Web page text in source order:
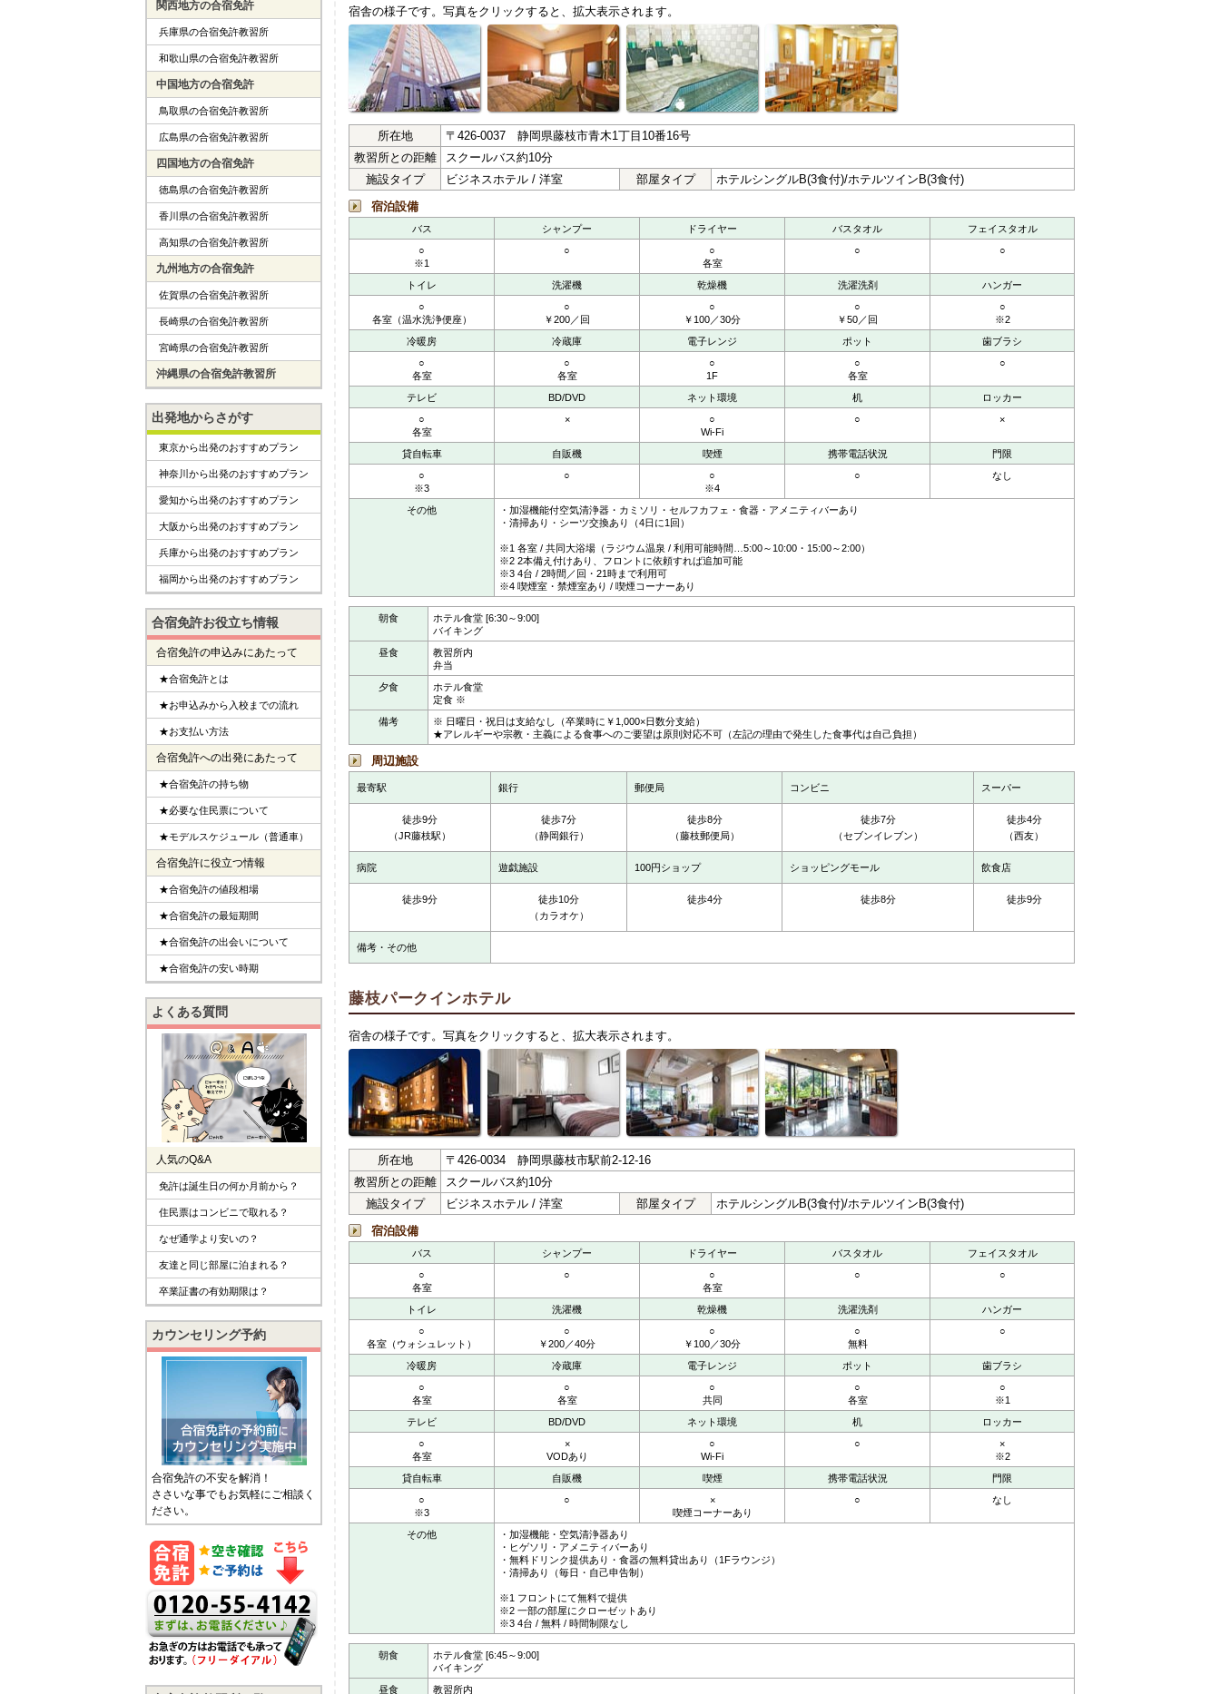
宿舎の様子です。写真をクリックすると、拡大表示されます。
所在地
〒426-0037 静岡県藤枝市青木1丁目10番16号
教習所との距離
スクールバス約10分
施設タイプ
ビジネスホテル / 洋室 部屋タイプ
ホテルシングルB(3食付)/ホテルツインB(3食付)
宿泊設備
バス シャンプー ドライヤー バスタオル
フェイスタオル
○
※1
○
○
各室
○ ○
トイレ 洗濯機 乾燥機 洗濯洗剤
ハンガー
○
各室（温水洗浄便座）
○
￥200／回
○
￥100／30分
○
￥50／回
○
※2
冷暖房
冷蔵庫 電子レンジ ポット
歯ブラシ
○
各室
○
各室
○
1F
○
各室
○
テレビ BD/DVD ネット環境 机
ロッカー
○
各室
×
○
Wi-Fi
○ ×
貸自転車 自販機 喫煙 携帯電話状況
門限
○
※3
○
○
※4
○ なし
その他
・加湿機能付空気清浄器・カミソリ・セルフカフェ・食器・アメニティバーあり
・清掃あり・シーツ交換あり（4日に1回）
※1 各室 / 共同大浴場（ラジウム温泉 / 利用可能時間…5:00～10:00・15:00～2:00）
※2 2本備え付けあり、フロントに依頼すれば追加可能
※3 4台 / 2時間／回・21時まで利用可
※4 喫煙室・禁煙室あり / 喫煙コーナーあり
朝食
ホテル食堂 [6:30～9:00]
バイキング
昼食
教習所内
弁当
夕食
ホテル食堂
定食 ※
備考
※ 日曜日・祝日は支給なし（卒業時に￥1,000×日数分支給）
★アレルギーや宗教・主義による食事へのご要望は原則対応不可（左記の理由で発生した食事代は自己負担）
周辺施設
最寄駅 銀行 郵便局 コンビニ スーパー
徒歩9分
（JR藤枝駅）
徒歩7分
（静岡銀行）
徒歩8分
（藤枝郵便局）
徒歩7分
（セブンイレブン）
徒歩4分
（西友）
病院 遊戯施設 100円ショップ ショッピングモール 飲食店
徒歩9分
徒歩10分
（カラオケ）
徒歩4分 徒歩8分 徒歩9分
備考・その他
藤枝パークインホテル
宿舎の様子です。写真をクリックすると、拡大表示されます。
所在地
〒426-0034 静岡県藤枝市駅前2-12-16
教習所との距離
スクールバス約10分
施設タイプ
ビジネスホテル / 洋室 部屋タイプ
ホテルシングルB(3食付)/ホテルツインB(3食付)
宿泊設備
バス シャンプー ドライヤー バスタオル
フェイスタオル
○
各室
○
○
各室
○ ○
トイレ 洗濯機 乾燥機 洗濯洗剤
ハンガー
○
各室（ウォシュレット）
○
￥200／40分
○
￥100／30分
○
無料
○
冷暖房 冷蔵庫 電子レンジ ポット
歯ブラシ
○
各室
○
各室
○
共同
○
各室
○
※1
テレビ
BD/DVD ネット環境 机
ロッカー
○
各室
×
VODあり
○
Wi-Fi
○
×
※2
貸自転車
自販機 喫煙 携帯電話状況
門限
○
※3
○
×
喫煙コーナーあり
○ なし
その他
・加湿機能・空気清浄器あり
・ヒゲソリ・アメニティバーあり
・無料ドリンク提供あり・食器の無料貸出あり（1Fラウンジ）
・清掃あり（毎日・自己申告制）
※1 フロントにて無料で提供
※2 一部の部屋にクローゼットあり
※3 4台 / 無料 / 時間制限なし
朝食
ホテル食堂 [6:45～9:00]
バイキング
昼食
教習所内
関西地方の合宿免許
兵庫県の合宿免許教習所
和歌山県の合宿免許教習所
中国地方の合宿免許
鳥取県の合宿免許教習所
広島県の合宿免許教習所
四国地方の合宿免許
徳島県の合宿免許教習所
香川県の合宿免許教習所
高知県の合宿免許教習所
九州地方の合宿免許
佐賀県の合宿免許教習所
長崎県の合宿免許教習所
宮崎県の合宿免許教習所
沖縄県の合宿免許教習所
出発地からさがす
東京から出発のおすすめプラン
神奈川から出発のおすすめプラン
愛知から出発のおすすめプラン
大阪から出発のおすすめプラン
兵庫から出発のおすすめプラン
福岡から出発のおすすめプラン
合宿免許お役立ち情報
合宿免許の申込みにあたって
★合宿免許とは
★お申込みから入校までの流れ
★お支払い方法
合宿免許への出発にあたって
★合宿免許の持ち物
★必要な住民票について
★モデルスケジュール（普通車）
合宿免許に役立つ情報
★合宿免許の値段相場
★合宿免許の最短期間
★合宿免許の出会いについて
★合宿免許の安い時期
よくある質問
人気のQ&A
免許は誕生日の何か月前から？
住民票はコンビニで取れる？
なぜ通学より安いの？
友達と同じ部屋に泊まれる？
卒業証書の有効期限は？
カウンセリング予約
合宿免許の不安を解消！
ささいな事でもお気軽にご相談く
ださい。